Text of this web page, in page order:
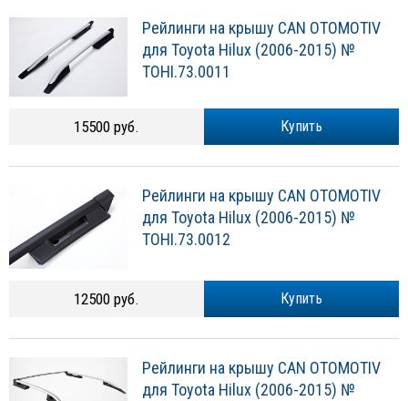
Рейлинги на крышу CAN OTOMOTIV
для Toyota Hilux (2006-2015) №
TOHI.73.0011
Купить
15500 руб.
Рейлинги на крышу CAN OTOMOTIV
для Toyota Hilux (2006-2015) №
TOHI.73.0012
Купить
12500 руб.
Рейлинги на крышу CAN OTOMOTIV
для Toyota Hilux (2006-2015) №